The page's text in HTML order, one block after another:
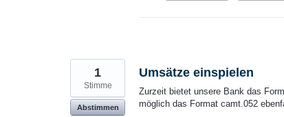
Umsätze einspielen
Zurzeit bietet unsere Bank das
möglich das Format camt.052
1
Stimme
Abstimmen